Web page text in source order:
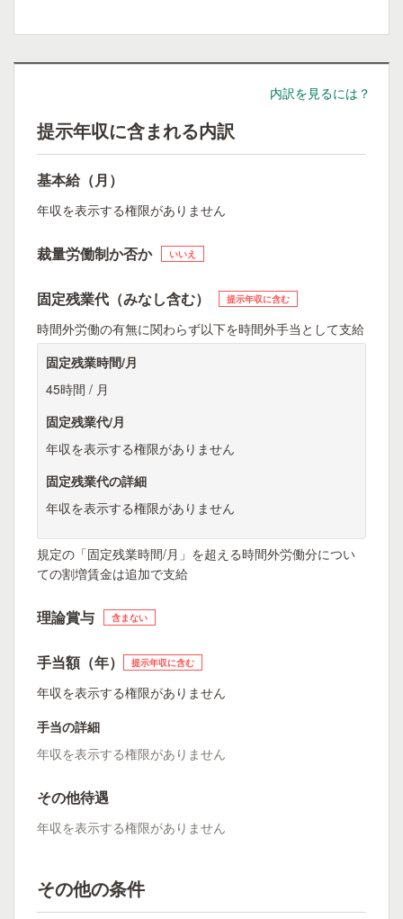
内訳を見るには？
提示年収に含まれる内訳
基本給（月）
年収を表示する権限がありません
裁量労働制か否か いいえ
固定残業代（みなし含む） 提示年収に含む
時間外労働の有無に関わらず以下を時間外手当として支給
固定残業時間/月
45時間 / 月
固定残業代/月
年収を表示する権限がありません
固定残業代の詳細
年収を表示する権限がありません
規定の「固定残業時間/月」を超える時間外労働分につい
ての割増賃金は追加で支給
理論賞与 含まない
手当額（年） 提示年収に含む
年収を表示する権限がありません
手当の詳細
年収を表示する権限がありません
その他待遇
年収を表示する権限がありません
その他の条件